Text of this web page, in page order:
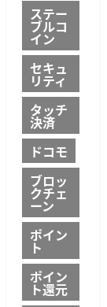
ステー
ブルコ
イン
セキュ
リティ
タッチ
決済
ドコモ
ブロッ
クチェ
ーン
ポイン
ト
ポイン
ト還元